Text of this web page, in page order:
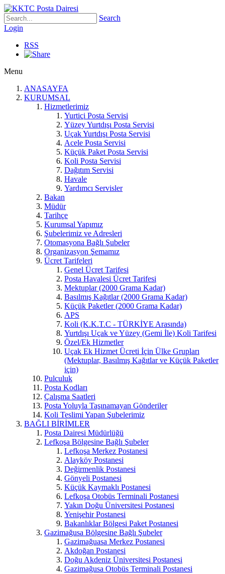
Search
Login
RSS
Menu
ANASAYFA
KURUMSAL
Hizmetlerimiz
Yurtiçi Posta Servisi
Yüzey Yurtdışı Posta Servisi
Uçak Yurtdışı Posta Servisi
Acele Posta Servisi
Küçük Paket Posta Servisi
Koli Posta Servisi
Dağıtım Servisi
Havale
Yardımcı Servisler
Bakan
Müdür
Tarihçe
Kurumsal Yapımız
Şubelerimiz ve Adresleri
Otomasyona Bağlı Şubeler
Organizasyon Şemamız
Ücret Tarifeleri
Genel Ücret Tarifesi
Posta Havalesi Ücret Tarifesi
Mektuplar (2000 Grama Kadar)
Basılmış Kağıtlar (2000 Grama Kadar)
Küçük Paketler (2000 Grama Kadar)
APS
Koli (K.K.T.C - TÜRKİYE Arasında)
Yurtdışı Uçak ve Yüzey (Gemi İle) Koli Tarifesi
Özel/Ek Hizmetler
Uçak Ek Hizmet Ücreti İçin Ülke Grupları
(Mektuplar, Basılmış Kağıtlar ve Küçük Paketler
için)
Pulculuk
Posta Kodları
Çalışma Saatleri
Posta Yoluyla Taşınamayan Gönderiler
Koli Teslimi Yapan Şubelerimiz
BAĞLI BİRİMLER
Posta Dairesi Müdürlüğü
Lefkoşa Bölgesine Bağlı Şubeler
Lefkoşa Merkez Postanesi
Alayköy Postanesi
Değirmenlik Postanesi
Gönyeli Postanesi
Küçük Kaymaklı Postanesi
Lefkoşa Otobüs Terminali Postanesi
Yakın Doğu Üniversitesi Postanesi
Yenişehir Postanesi
Bakanlıklar Bölgesi Paket Postanesi
Gazimağusa Bölgesine Bağlı Şubeler
Gazimağuasa Merkez Postanesi
Akdoğan Postanesi
Doğu Akdeniz Üniversitesi Postanesi
Gazimağusa Otobüs Terminali Postanesi